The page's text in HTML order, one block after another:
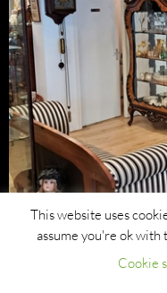
This website uses
assume you're ok with
Cookie